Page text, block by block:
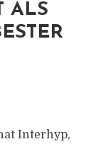
ALS
Interhyp,